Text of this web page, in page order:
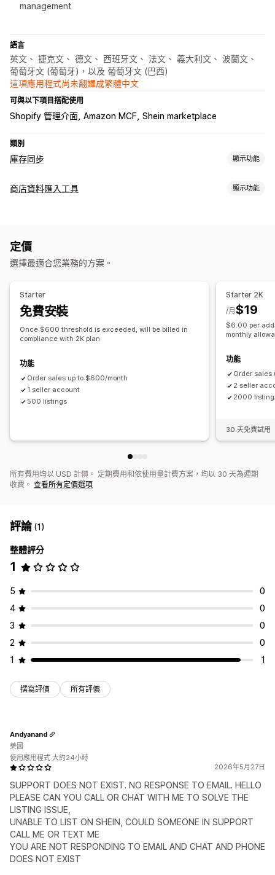
management
語言
英文、 捷克文、 德文、 西班牙文、 法文、 義大利文、 波蘭文、
葡萄牙文 (葡萄牙)，以及 葡萄牙文 (巴西)
這項應用程式尚未翻譯成繁體中文
可與以下項目搭配使用
Shopify 管理介面 Amazon MCF Shein marketplace
類別
庫存同步 顯示功能
同步類型
通知和報告
自動化提醒
訂單最新資訊
商店資料匯入工具 顯示功能
雙向同步處理
訂單 商品
定價
選擇最適合您業務的方案。
Starter
免費安裝
Once $600 threshold is exceeded, will be billed in
compliance with 2K plan
功能
Order sales up to $600/month
1 seller account
500 listings
Starter 2K
$19
/月
$6.00 per
monthly
功能
Order
2 seller
2000
30 天免費試用
所有費用均以 USD 計價。 定期費用和依使用量計費方案，均以 30 天為週期
收費。 查看所有定價選項
評論(1)
整體評分
1
5
0
4
0
3
0
2
0
1
1
撰寫評價 所有評價
2026年5月27日
SUPPORT DOES NOT EXIST. NO RESPONSE TO EMAIL. HELLO
PLEASE CAN YOU CALL OR CHAT WITH ME TO SOLVE THE
LISTING ISSUE,
UNABLE TO LIST ON SHEIN, COULD SOMEONE IN SUPPORT
CALL ME OR TEXT ME
YOU ARE NOT RESPONDING TO EMAIL AND CHAT AND PHONE
DOES NOT EXIST
Andyanand
美國
使用應用程式 大約24小時